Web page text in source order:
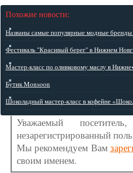
Похожие новости:
Названы самые популярные модные бренды
Фестиваль "Красивый берег" в Нижнем
Мастер-класс по оливковому маслу в
Бутик Monsoon
Шоколадный мастер-класс в кофейне
Уважаемый
незарегистрированный
Мы рекомендуем Вам
своим именем.